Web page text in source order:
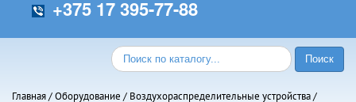
+375 17 395-77-88
Главная/Оборудование / Воздухораспределительные устройства/